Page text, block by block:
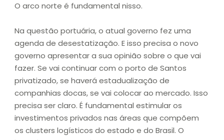
O arco norte é fundamental nisso.
Na questão portuária, o atual governo fez uma
agenda de desestatização. E isso precisa o novo
governo apresentar a sua opinião sobre o que vai
fazer. Se vai continuar com o porto de Santos
privatizado, se haverá estadualização de
companhias docas, se vai colocar ao mercado. Isso
precisa ser claro. É fundamental estimular os
investimentos privados nas áreas que compõem
os clusters logísticos do estado e do Brasil. O